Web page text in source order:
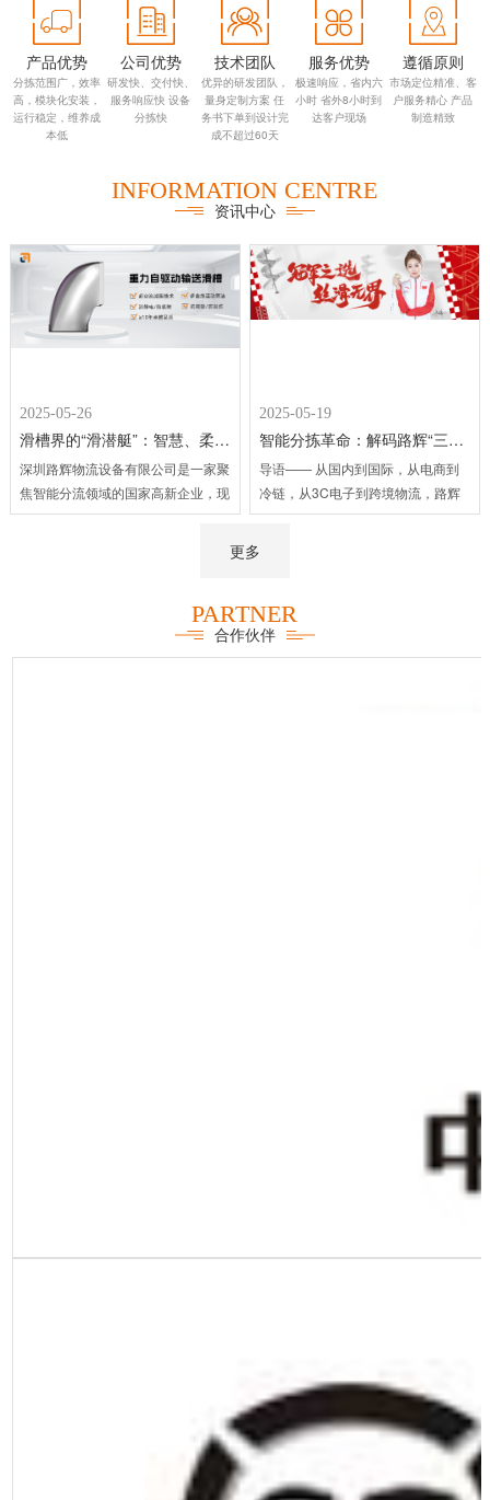
产品优势
分拣范围广，效率
高，模块化安装，
运行稳定，维养成
本低
公司优势
研发快、交付快、
服务响应快 设备
分拣快
技术团队
优异的研发团队，
量身定制方案 任
务书下单到设计完
成不超过60天
服务优势
极速响应，省内六
小时 省外8小时到
达客户现场
遵循原则
市场定位精准、客
户服务精心 产品
制造精致
INFORMATION CENTRE
资讯中心
2025-05-26
滑槽界的“滑潜艇”：智慧、柔顺、低碳、多态
深圳路辉物流设备有限公司是一家聚
焦智能分流领域的国家高新企业，现
专注于产品化智能分拣设备、新材料
案。如今，路辉已与顺丰、京东、菜
鸟、J&T、FedEx、Shopee等企业
建立战略合作伙伴关系，凭借优异的
2025-05-19
智能分拣革命：解码路辉“三高一低”技术如何重塑物流未来 ——模块化分拣系统+重力自驱动滑槽的降维创新
导语—— 从国内到国际，从电商到
冷链，从3C电子到跨境物流，路辉
用技术和案例应用的数据证明了技术
更多
PARTNER
合作伙伴